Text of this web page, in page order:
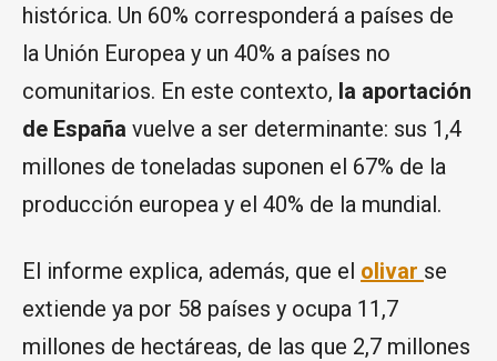
histórica. Un 60% corresponderá a países de
la Unión Europea y un 40% a países no
comunitarios. En este contexto, la aportación
de España vuelve a ser determinante: sus 1,4
millones de toneladas suponen el 67% de la
producción europea y el 40% de la mundial.
El informe explica, además, que el olivar se
extiende ya por 58 países y ocupa 11,7
millones de hectáreas, de las que 2,7 millones